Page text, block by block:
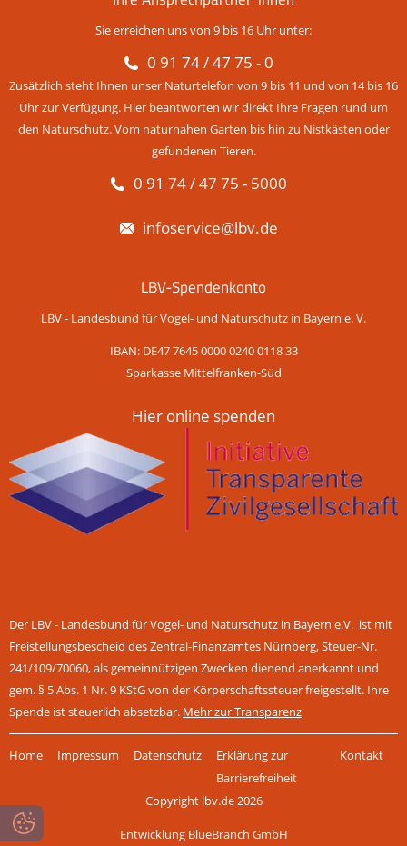
Sie erreichen uns von 9 bis 16 Uhr unter:
0 91 74 / 47 75 - 0
Zusätzlich steht Ihnen unser Naturtelefon von 9 bis 11 und von 14 bis 16
Uhr zur Verfügung. Hier beantworten wir direkt Ihre Fragen rund um
den Naturschutz. Vom naturnahen Garten bis hin zu Nistkästen oder
gefundenen Tieren.
0 91 74 / 47 75 - 5000
infoservice@lbv.de
LBV-Spendenkonto
LBV - Landesbund für Vogel- und Naturschutz in Bayern e. V.
IBAN: DE47 7645 0000 0240 0118 33
Sparkasse Mittelfranken-Süd
Hier online spenden
Der LBV - Landesbund für Vogel- und Naturschutz in Bayern e.V. ist mit
Freistellungsbescheid des Zentral-Finanzamtes Nürnberg, Steuer-Nr.
241/109/70060, als gemeinnützigen Zwecken dienend anerkannt und
gem. § 5 Abs. 1 Nr. 9 KStG von der Körperschaftssteuer freigestellt. Ihre
Spende ist steuerlich absetzbar. Mehr zur Transparenz
überspringen
Home Impressum Datenschutz
Erklärung zur
Barrierefreiheit
Kontakt
Copyright lbv.de 2026
Entwicklung BlueBranch GmbH